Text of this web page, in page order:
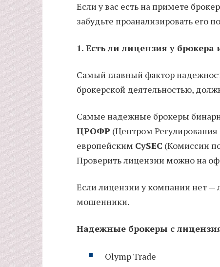
Если у вас есть на примете
забудьте проанализировать его
1. Есть ли лицензия у
Самый главный фактор
брокерской деятельностью,
Самые надежные брокеры
ЦРОФР (Центром
европейским CySEC (Комиссии
Проверить лицензии можно на
Если лицензии у компании нет —
мошенники.
Надежные брокеры с
Olymp Trade